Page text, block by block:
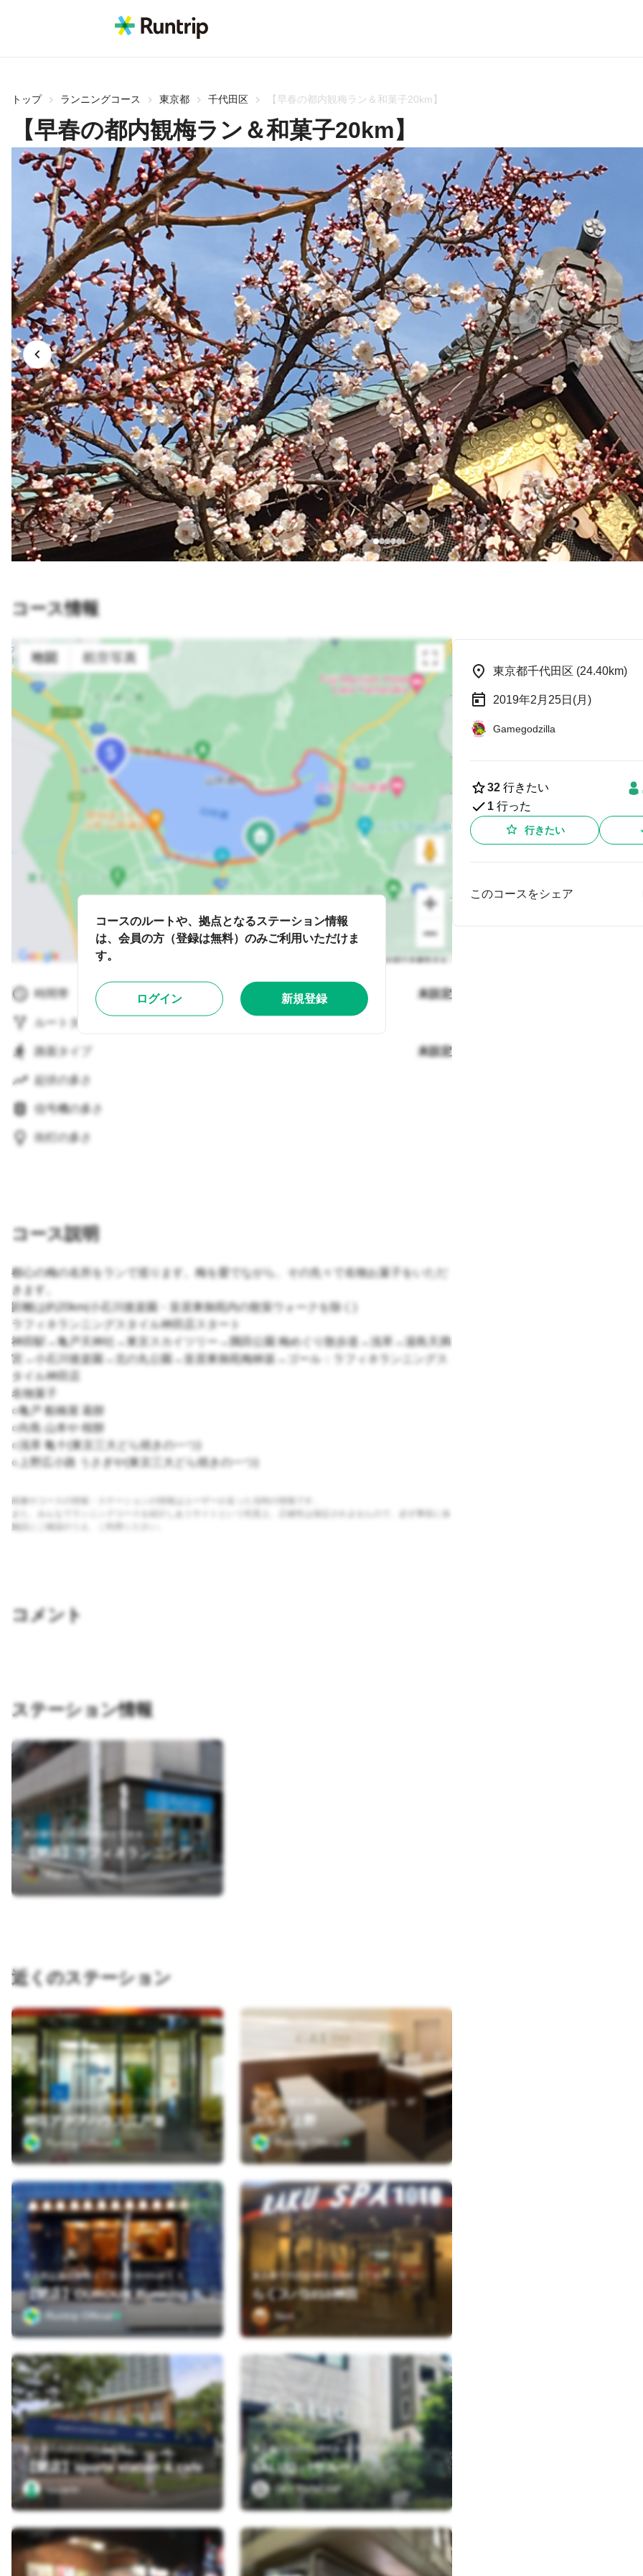
トップ ランニングコース 東京都 千代田区 【早春の都内観梅ラン＆和菓子20km】
【早春の都内観梅ラン＆和菓子20km】
コース情報
時間帯 未設定
ルートタイプ
路面タイプ 未設定
起伏の多さ
信号機の多さ
街灯の多さ
コース説明
都心の梅の名所をランで巡ります。梅を愛でながら、その先々で名物お菓子をいただ
きます。
距離は約20km(小石川後楽園・皇居東御苑内の散策ウォークを除く)
ラフィネランニングスタイル神田店スタート
神田駅→亀戸天神社→東京スカイツリー→隅田公園 梅めぐり散歩道→浅草→湯島天満
宮→小石川後楽園→北の丸公園→皇居東御苑梅林坂→ゴール：ラフィネランニングス
タイル神田店
​名物菓子
○亀戸 船橋屋 葛餅
○向島 山本や 桜餅
○浅草 亀十(東京三大どら焼きの一つ)
○上野広小路 うさぎや(東京三大どら焼きの一つ)
画像やコースの情報・ステーションの情報はユーザーが走った当時の情報です。
また、みんなでランニングコースを紹介しあうサイトという性質上、正確性は保証されませんので、必ず事前に各
施設にご確認のうえ、ご利用ください。
コメント
ステーション情報
東京都千代田区内神田１丁目８－１１
【閉店】ラフィネランニングスタイル 神田店
Kazuya-fun-run
近くのステーション
東京都千代田区神田淡路町２丁目９－９
神田アクアハウス江戸遊
Runtrip Official
東京都 台東区上野4-9-6 ナガフジビル 9F
カルド上野
Runtrip Official
東京都台東区柳橋２丁目２０&minus;１３
【閉店】OUROUR Running Station
Runtrip Official
東京都千代田区神田淡路町２丁目９－９
らくスパ1010神田
Nori
東京都千代田区日比谷公園１
【閉店】sports station & cafe
sazarin
東
京都千代田区3番町3-10 乳房再建センタービル 1F
SALUD （サルー）
SKY RUNTRIP
コースのルートや、拠点となるステーション情報
は、会員の方（登録は無料）のみご利用いただけま
す。
ログイン 新規登録
東京都千代田区 (24.40km)
2019年2月25日(月)
Gamegodzilla
32 行きたい
1 行った
行きたい
このコースをシェア